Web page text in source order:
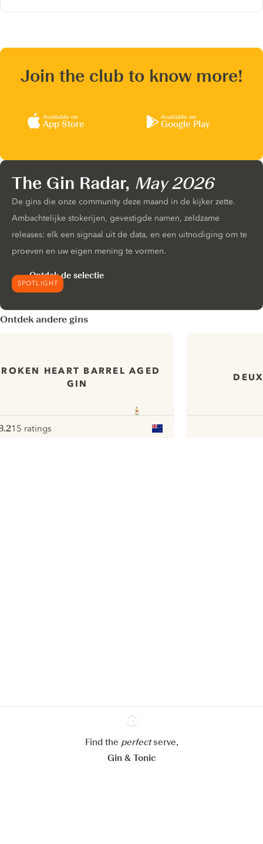
Join the club to know more!
Available on
App Store
Available on
Google Play
SPOTLIGHT
The Gin Radar, May 2026
De gins die onze community deze maand in de kijker zette.
Ambachtelijke stokerijen, gevestigde namen, zeldzame
releases: elk een signaal uit de data, en een uitnodiging om te
proeven en uw eigen mening te vormen.
Ontdek de selectie
Ontdek andere gins
HEART BARREL AGED
GIN
15 ratings
Ginventory
Find the perfectserve,
Gin & Tonic